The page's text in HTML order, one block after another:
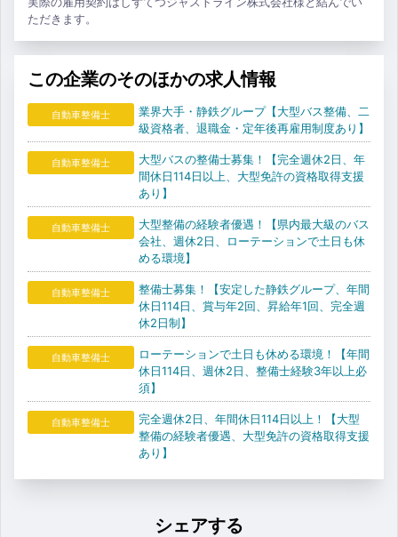
ただきます。
この企業のそのほかの求人情報
自動車整備士
業界大手・静鉄グループ【大型バス整備、二
級資格者、退職金・定年後再雇用制度あり】
自動車整備士
大型バスの整備士募集！【完全週休2日、年
間休日114日以上、大型免許の資格取得支援
あり】
自動車整備士
大型整備の経験者優遇！【県内最大級のバス
会社、週休2日、ローテーションで土日も休
める環境】
自動車整備士
整備士募集！【安定した静鉄グループ、年間
休日114日、賞与年2回、昇給年1回、完全週
休2日制】
自動車整備士
ローテーションで土日も休める環境！【年間
休日114日、週休2日、整備士経験3年以上必
須】
自動車整備士
完全週休2日、年間休日114日以上！【大型
整備の経験者優遇、大型免許の資格取得支援
あり】
シェアする